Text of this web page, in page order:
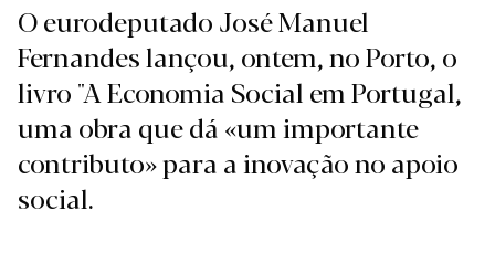
O eurodeputado José Manuel
Fernandes lançou, ontem, no Porto, o
livro "A Economia Social em Portugal,
uma obra que dá «um importante
contributo» para a inovação no apoio
social.